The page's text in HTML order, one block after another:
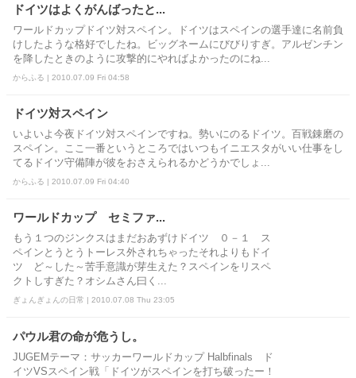
ドイツはよくがんばったと...
ワールドカップドイツ対スペイン。ドイツはスペインの選手達に名前負
けしたような格好でしたね。ビッグネームにびびりすぎ。アルゼンチン
を降したときのように攻撃的にやればよかったのにね...
からふる | 2010.07.09 Fri 04:58
ドイツ対スペイン
いよいよ今夜ドイツ対スペインですね。勢いにのるドイツ。百戦錬磨の
スペイン。ここ一番というところではいつもイニエスタがいい仕事をし
てるドイツ守備陣が彼をおさえられるかどうかでしょ...
からふる | 2010.07.09 Fri 04:40
ワールドカップ セミファ...
もう１つのジンクスはまだおあずけドイツ ０－１ ス
ペインとうとうトーレス外されちゃったそれよりもドイ
ツ ど～した～苦手意識が芽生えた？スペインをリスペ
クトしすぎた？オシムさん曰く...
ぎょんぎょんの日常 | 2010.07.08 Thu 23:05
パウル君の命が危うし。
JUGEMテーマ：サッカーワールドカップ Halbfinals ド
イツVSスペイン戦「ドイツがスペインを打ち破ったー！